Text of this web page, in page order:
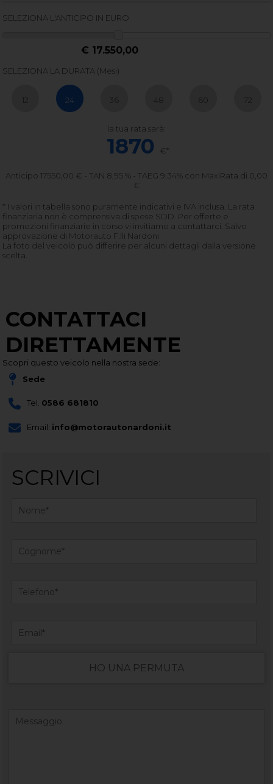
SELEZIONA L'ANTICIPO IN EURO
€ 17.550,00
SELEZIONA LA DURATA (Mesi)
12 24 36 48 60 72
la tua rata sarà:
1870 €*
Anticipo 17550,00 € - TAN 8,95 % - TAEG 9.34% con MaxiRata di 0,00
€
* I valori in tabella sono puramente indicativi e IVA inclusa. La rata
finanziaria non è comprensiva di spese SDD. Per offerte e
promozioni finanziarie in corso vi invitiamo a contattarci. Salvo
approvazione di Motorauto F.lli Nardoni
La foto del veicolo può differire per alcuni dettagli dalla versione
scelta.
CONTATTACI
DIRETTAMENTE
Scopri questo veicolo nella nostra sede:
Sede
Tel. 0586 681810
Email: info@motorautonardoni.it
SCRIVICI
HO UNA PERMUTA